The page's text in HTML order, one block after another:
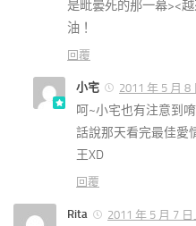
是毗曇死的那一幕><
油！
回覆
小宅 2011 年 5 月 8
呵~小宅也有注意到
話說那天看完最佳愛
王XD
回覆
Rita 2011 年 5 月 7